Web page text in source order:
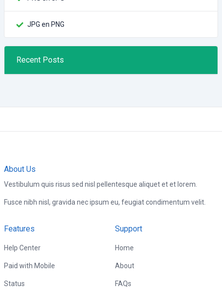
JPG en PNG
Recent Posts
About Us
Vestibulum quis risus sed nisl pellentesque aliquet et et lorem.
Fusce nibh nisl, gravida nec ipsum eu, feugiat condimentum velit.
Features
Help Center
Paid with Mobile
Status
Support
Home
About
FAQs